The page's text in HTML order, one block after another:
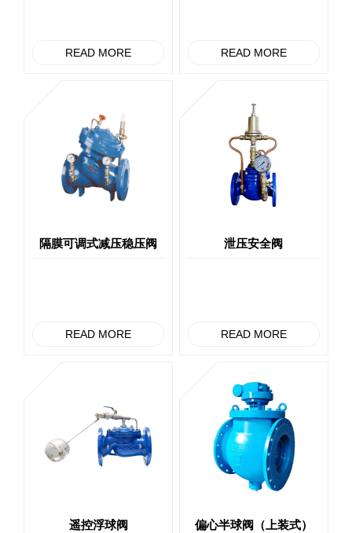
READ MORE READ MORE
隔膜可调式减压稳压阀
READ MORE
泄压安全阀
READ MORE
遥控浮球阀 偏心半球阀（上装式）